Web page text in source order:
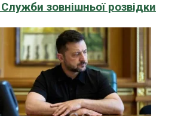
зовнішньої розвідки